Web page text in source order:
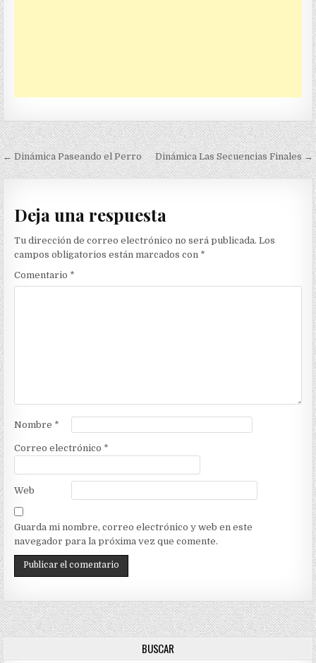
Navegación
de
← Dinámica Paseando el Perro Dinámica Las Secuencias Finales →
Deja una respuesta
Tu dirección de correo electrónico no será publicada. Los
campos obligatorios están marcados con *
Comentario *
Nombre *
Correo electrónico *
Web
Guarda mi nombre, correo electrónico y web en este
navegador para la próxima vez que comente.
BUSCAR